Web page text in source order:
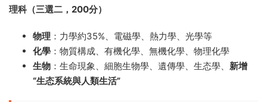
理科（三選二，200分）
物理 ：力學約35%、電磁學、熱力學、光學等
化學 ：物質構成、有機化學、無機化學、物理化學
生物 ：生命現象、細胞生物學、遺傳學、生态學、 新增
“生态系統與人類生活”